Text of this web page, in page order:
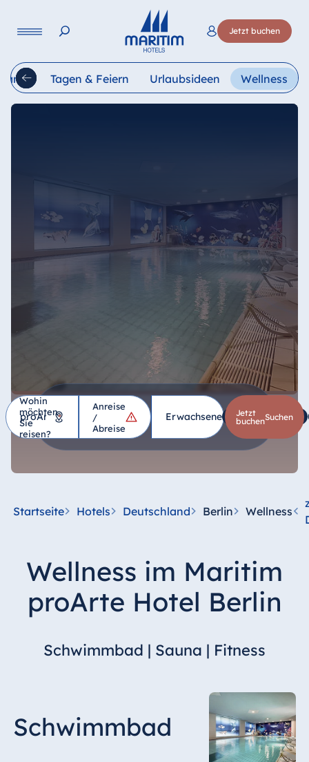
Jetzt buchen
Italiano
Tagen & Feiern Urlaubsideen Wellness
Wohin
möchten
Sie
reisen?
*
Hotel
Hotel Bad
Wildungen
proArte Hotel
Berlin
Hotel Bremen
Hotel Frankfurt
Anreise
/
Abreise
Erwachsene 1 Kinder
Jetzt
buchen suchen
Startseite Hotels Deutschland Berlin Wellness
Wellness im Maritim
proArte Hotel Berlin
Schwimmbad | Sauna | Fitness
Schwimmbad